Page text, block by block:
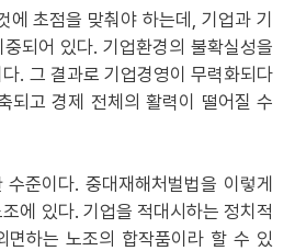
에 초점을 맞춰야 하는데, 기업과 기
되어 있다. 기업환경의 불확실성을
. 그 결과로 기업경영이 무력화되다
되고 경제 전체의 활력이 떨어질 수
준이다. 중대재해처벌법을 이렇게
에 있다. 기업을 적대시하는 정치적
면하는 노조의 합작품이라 할 수 있